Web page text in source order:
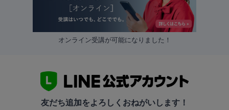
オンライン受講が可能になりました！
友だち追加をよろしくおねがいします！